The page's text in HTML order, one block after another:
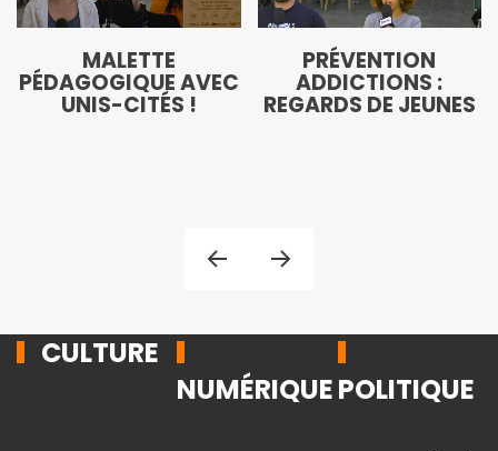
MALETTE
PÉDAGOGIQUE AVEC
UNIS-CITÉS !
PRÉVENTION
ADDICTIONS :
REGARDS DE JEUNES
CULTURE
NUMÉRIQUEPOLITIQUE